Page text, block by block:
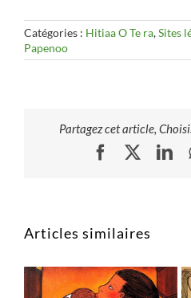
Catégories : Hitiaa O Te ra,Sites
Papenoo
Partagez cet article,
Facebook
Articles similaires